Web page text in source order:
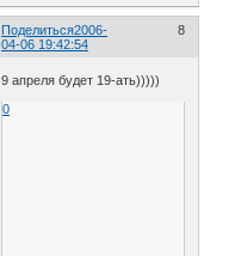
Поделиться 8
2006-
04-06 19:42:54
9 апреля будет 19-ать)))))
0